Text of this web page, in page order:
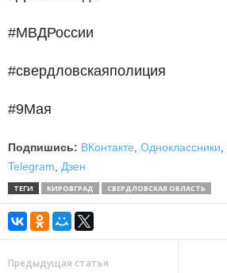
#МВДРоссии
#свердловскаяполиция
#9Мая
Подпишись: ВКонтакте Одноклассники
Telegram
Дзен
ТЕГИ КИРОВГРАД СВЕРДЛОВСКАЯ ОБЛАСТЬ
Предыдущая статья